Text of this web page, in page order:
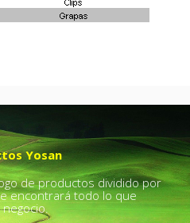
Yosan
de productos dividido por
encontrará todo lo que